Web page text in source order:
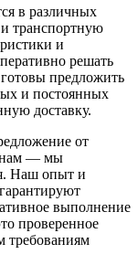
в различных
транспортную
и
решать
предложить
и постоянных
доставку.
от
нам — мы
Наш опыт и
выполнение
проверенное
требованиям